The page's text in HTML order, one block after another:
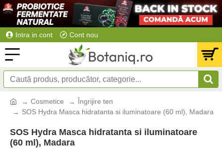
Intra in cont Cont nou
Cosmetice
Îngrijire ten
SOS Hydra Masca hidratanta si iluminatoare (60 ml), Madara
SOS Hydra Masca hidratanta si iluminatoare
(60 ml), Madara